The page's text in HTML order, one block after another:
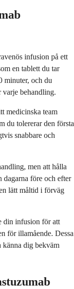
infusion på ett
en tablett du tar
minuter, och du
varje behandling.
medicinska team
du tolererar den första
snabbare och
men att hålla
dagarna före och efter
lätt måltid i förväg
din infusion för att
för illamående. Dessa
känna dig bekväm